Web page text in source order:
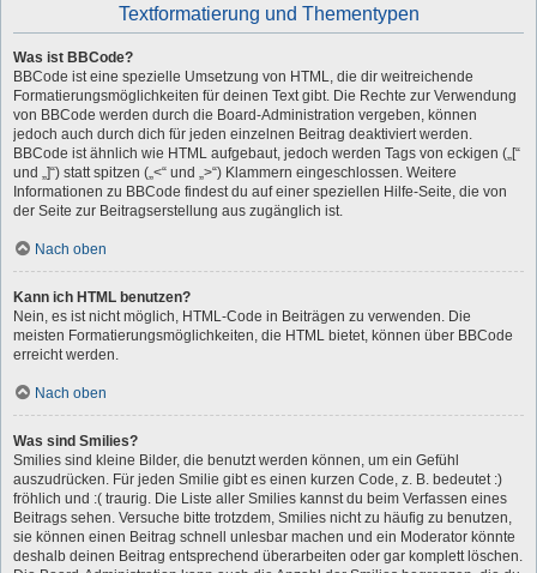
Textformatierung und Thementypen
Was ist BBCode?
BBCode ist eine spezielle Umsetzung von HTML, die dir weitreichende
Formatierungsmöglichkeiten für deinen Text gibt. Die Rechte zur Verwendung
von BBCode werden durch die Board-Administration vergeben, können
jedoch auch durch dich für jeden einzelnen Beitrag deaktiviert werden.
BBCode ist ähnlich wie HTML aufgebaut, jedoch werden Tags von eckigen („[“
und „]“) statt spitzen („<“ und „>“) Klammern eingeschlossen. Weitere
Informationen zu BBCode findest du auf einer speziellen Hilfe-Seite, die von
der Seite zur Beitragserstellung aus zugänglich ist.
Nach oben
Kann ich HTML benutzen?
Nein, es ist nicht möglich, HTML-Code in Beiträgen zu verwenden. Die
meisten Formatierungsmöglichkeiten, die HTML bietet, können über BBCode
erreicht werden.
Nach oben
Was sind Smilies?
Smilies sind kleine Bilder, die benutzt werden können, um ein Gefühl
auszudrücken. Für jeden Smilie gibt es einen kurzen Code, z. B. bedeutet :)
fröhlich und :( traurig. Die Liste aller Smilies kannst du beim Verfassen eines
Beitrags sehen. Versuche bitte trotzdem, Smilies nicht zu häufig zu benutzen,
sie können einen Beitrag schnell unlesbar machen und ein Moderator könnte
deshalb deinen Beitrag entsprechend überarbeiten oder gar komplett löschen.